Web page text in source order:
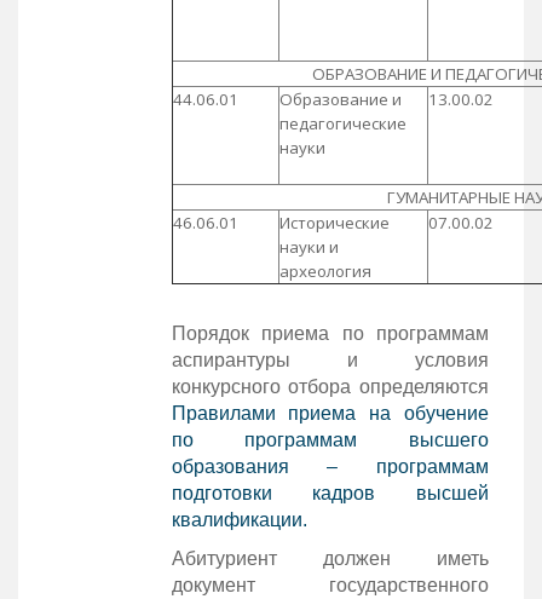
ОБРАЗОВАНИЕ И
44.06.01
Образование и
педагогические
науки
13.00.02
ГУМАНИТАРНЫЕ
46.06.01
Исторические
науки и
археология
07.00.02
Порядок приема по программам
аспирантуры и условия
конкурсного отбора определяются
Правилами приема на обучение
по программам высшего
образования – программам
подготовки кадров высшей
квалификации.
Абитуриент должен иметь
документ государственного